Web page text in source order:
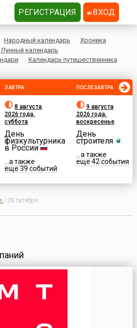
Народный календарь
Хроника
Лунный календарь
Календарь путешественника
ЗАВТРА
8 августа
2026 года,
суббота
День
физкультурника
в России
...а также
еще 39 событий
ПОСЛЕЗАВТРА
9 августа
2026 года,
воскресенье
День
строителя
...а также
еще 42 события
/ 28 октября
РЕГИСТРАЦИЯ ВХОД